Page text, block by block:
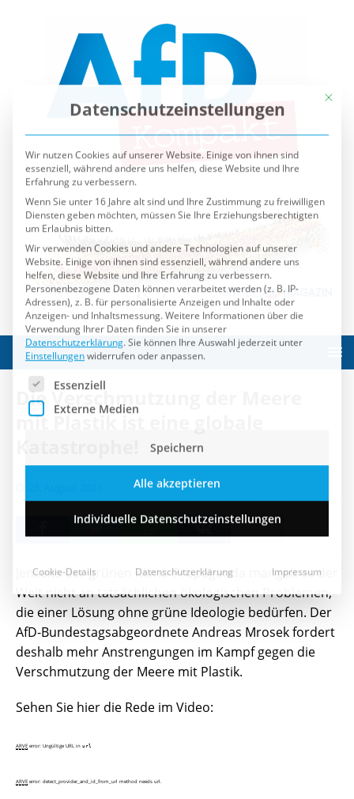
Die Verschmutzung der Meere
mit Plastik ist eine globale
Jenseits der grünen Klima-Propaganda mangelt es der
Welt nicht an tatsächlichen ökologischen Problemen,
die einer Lösung ohne grüne Ideologie bedürfen. Der
AfD-Bundestagsabgeordnete Andreas Mrosek fordert
deshalb mehr Anstrengungen im Kampf gegen die
Verschmutzung der Meere mit Plastik.
Sehen Sie hier die Rede im Video:
ARVE error: Ungültige URL in url
ARVE error: detect_provider_and_id_from_url method needs url.
Datenschutzeinstellungen
Wir nutzen Cookies auf unserer Website. Einige von ihnen sind
Erfahrung zu verbessern.
um Erlaubnis bitten.
Wir verwenden Cookies und andere Technologien auf unserer
Website. Einige von ihnen sind essenziell, während andere uns
helfen, diese Website und Ihre Erfahrung zu verbessern.
Personenbezogene Daten können verarbeitet werden (z. B. IP-
Adressen), z. B. für personalisierte Anzeigen und Inhalte oder
Anzeigen- und Inhaltsmessung.
Weitere Informationen über die
Verwendung Ihrer Daten finden Sie in unserer
Datenschutzerklärung.Sie können Ihre Auswahl jederzeit unter
Einstellungen widerrufen oder anpassen.
Es folgt eine Liste der Service-Gruppen, für die eine
Essenziell
Externe Medien
Alle akzeptieren
Individuelle Datenschutzeinstellungen
Cookie-Details Datenschutzerklärung Impressum